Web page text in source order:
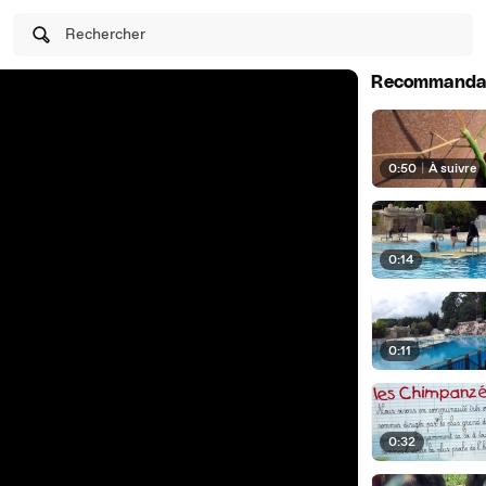
Rechercher
0:50 | À suivre
0:14
0:11
0:32